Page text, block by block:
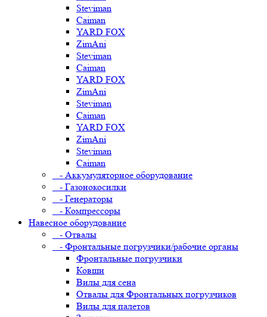
Steviman
Caiman
YARD FOX
ZimAni
Steviman
Caiman
YARD FOX
ZimAni
Steviman
Caiman
YARD FOX
ZimAni
Steviman
Caiman
- Аккумуляторное оборудование
- Газонокосилки
- Генераторы
- Компрессоры
Навесное оборудование
- Отвалы
- Фронтальные погрузчики/рабочие органы
Фронтальные погрузчики
Ковши
Вилы для сена
Отвалы для Фронтальных погрузчиков
Вилы для палетов